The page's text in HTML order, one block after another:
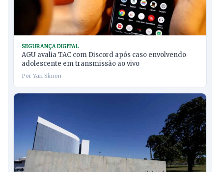
SEGURANÇA DIGITAL
AGU avalia TAC com Discord após caso envolvendo
adolescente em transmissão ao vivo
Por Yan Simon